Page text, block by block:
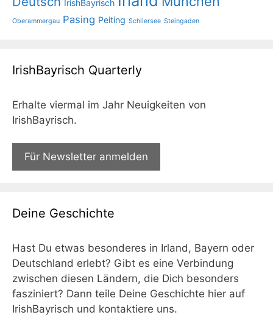
IrishBayrisch
Oberammergau Pasing Peiting Schliersee Steingaden
IrishBayrisch Quarterly
Erhalte viermal im Jahr Neuigkeiten von
IrishBayrisch.
Für Newsletter anmelden
Deine Geschichte
Hast Du etwas besonderes in Irland, Bayern oder
Deutschland erlebt? Gibt es eine Verbindung
zwischen diesen Ländern, die Dich besonders
fasziniert? Dann teile Deine Geschichte hier auf
IrishBayrisch und kontaktiere uns.